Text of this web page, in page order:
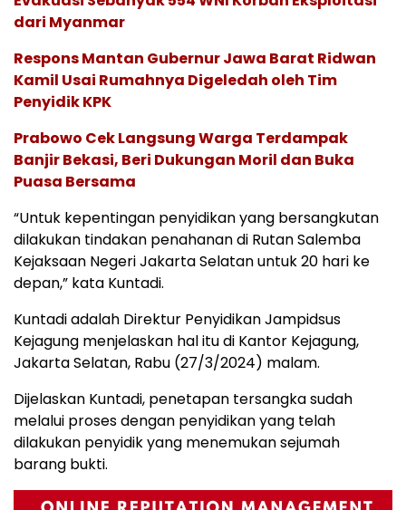
dari Myanmar
Respons Mantan Gubernur Jawa Barat Ridwan
Kamil Usai Rumahnya Digeledah oleh Tim
Penyidik KPK
Prabowo Cek Langsung Warga Terdampak
Banjir Bekasi, Beri Dukungan Moril dan Buka
Puasa Bersama
“Untuk kepentingan penyidikan yang bersangkutan
dilakukan tindakan penahanan di Rutan Salemba
Kejaksaan Negeri Jakarta Selatan untuk 20 hari ke
depan,” kata Kuntadi.
Kuntadi adalah Direktur Penyidikan Jampidsus
Kejagung menjelaskan hal itu di Kantor Kejagung,
Jakarta Selatan, Rabu (27/3/2024) malam.
Dijelaskan Kuntadi, penetapan tersangka sudah
melalui proses dengan penyidikan yang telah
dilakukan penyidik yang menemukan sejumah
barang bukti.